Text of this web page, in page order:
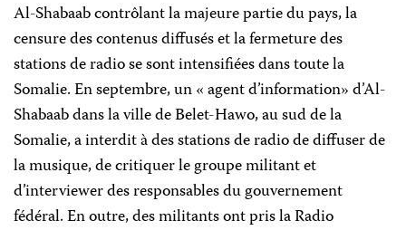
Al-Shabaab contrôlant la majeure partie du pays, la
censure des contenus diffusés et la fermeture des
stations de radio se sont intensifiées dans toute la
Somalie. En septembre, un « agent d’information» d’Al-
Shabaab dans la ville de Belet-Hawo, au sud de la
Somalie, a interdit à des stations de radio de diffuser de
la musique, de critiquer le groupe militant et
d’interviewer des responsables du gouvernement
fédéral. En outre, des militants ont pris la Radio